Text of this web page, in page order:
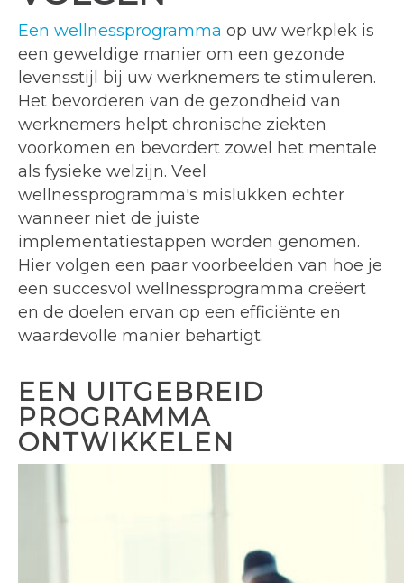
Een wellnessprogramma op uw werkplek is
een geweldige manier om een gezonde
levensstijl bij uw werknemers te stimuleren.
Het bevorderen van de gezondheid van
werknemers helpt chronische ziekten
voorkomen en bevordert zowel het mentale
als fysieke welzijn. Veel
wellnessprogramma's mislukken echter
wanneer niet de juiste
implementatiestappen worden genomen.
Hier volgen een paar voorbeelden van hoe je
een succesvol wellnessprogramma creëert
en de doelen ervan op een efficiënte en
waardevolle manier behartigt.
EEN UITGEBREID
PROGRAMMA
ONTWIKKELEN